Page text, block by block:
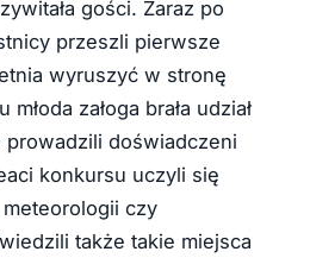
gości. Zaraz po
przeszli pierwsze
wyruszyć w stronę
załoga brała udział
doświadczeni
konkursu uczyli się
czy
także takie miejsca